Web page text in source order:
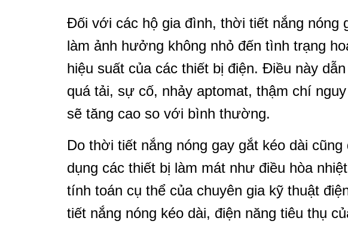
Đối với các hộ gia đình, thời tiết nắng nóng
làm ảnh hưởng không nhỏ đến tình trạng
hiệu suất của các thiết bị điện. Điều này
quá tải, sự cố, nhảy aptomat, thậm chí
sẽ tăng cao so với bình thường.
Do thời tiết nắng nóng gay gắt kéo dài
dụng các thiết bị làm mát như điều hòa
tính toán cụ thể của chuyên gia kỹ thuật
tiết nắng nóng kéo dài, điện năng tiêu thụ